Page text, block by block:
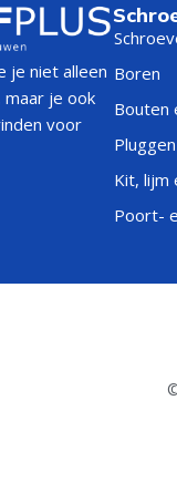
je niet alleen
je ook
voor
Boren
Bouten
Pluggen
Kit, lijm
Poort-